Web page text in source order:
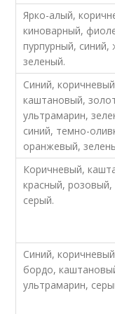
Ярко-алый,
киноварный,
пурпурный, синий,
зеленый.
Синий,
каштановый,
ультрамарин,
синий, темно-
оранжевый,
Коричневый,
красный, розовый,
серый.
Синий,
бордо,
ультрамарин,